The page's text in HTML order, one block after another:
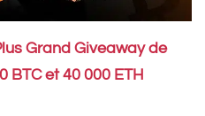
Grand Giveaway de
BTC et 40 000 ETH